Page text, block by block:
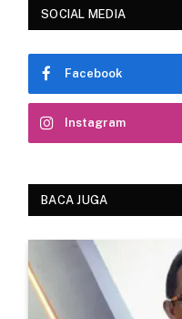
SOCIAL MEDIA
Facebook
Instagram
BACA JUGA